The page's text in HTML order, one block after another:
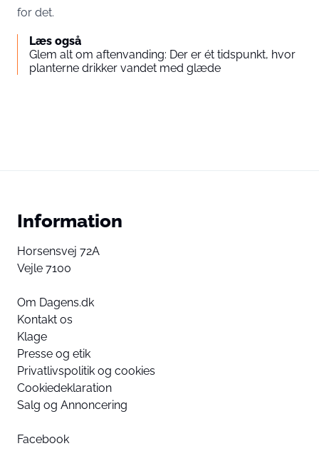
for det.
Læs også
Glem alt om aftenvanding: Der er ét tidspunkt, hvor
planterne drikker vandet med glæde
Information
Horsensvej 72A
Vejle 7100
Om Dagens.dk
Kontakt os
Klage
Presse og etik
Privatlivspolitik og cookies
Cookiedeklaration
Salg og Annoncering
Facebook